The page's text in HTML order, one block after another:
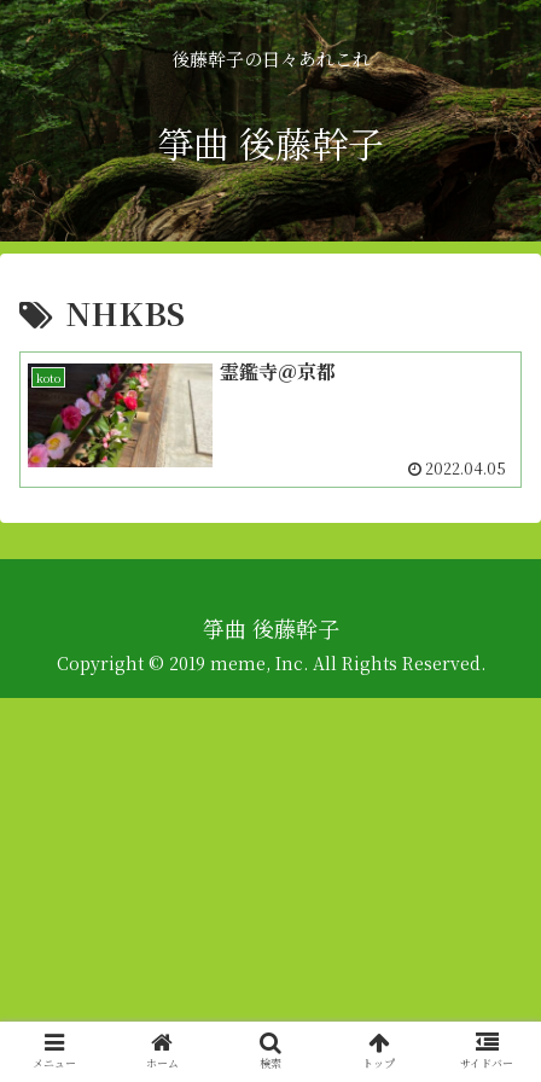
後藤幹子の日々あれこれ
箏曲 後藤幹子
NHKBS
koto 霊鑑寺＠京都
2022.04.05
箏曲 後藤幹子
Copyright © 2019 meme, Inc. All Rights Reserved.
メニュー ホーム 検索 トップ サイドバー